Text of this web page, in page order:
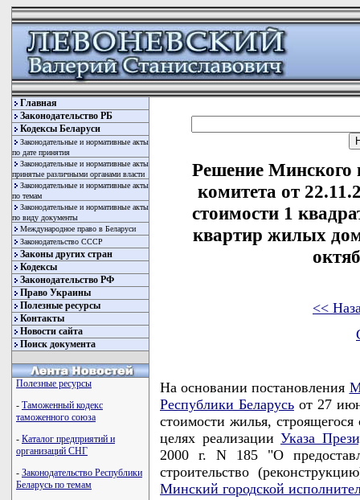
Главная
Законодательство РБ
Кодексы Беларуси
Законодательные и нормативные акты
по дате принятия
Законодательные и нормативные акты
принятые различными органами власти
Законодательные и нормативные акты
по темам
Законодательные и нормативные акты
по виду документы
Международное право в Беларуси
Законодательство СССР
Законы других стран
Кодексы
Законодательство РФ
Право Украины
Полезные ресурсы
Контакты
Новости сайта
Поиск документа
Полезные ресурсы
- Таможенный кодекс
таможенного союза
- Каталог предприятий и
организаций СНГ
- Законодательство Республики
Беларусь по темам
Решение Минского
комитета от
стоимости 1
квартир жилых
<<
На основании постановления
Республики Беларусьот 27
стоимости жилья,
целях реализации Указа
2000 г. N 185 "О
строительство
Минский городской